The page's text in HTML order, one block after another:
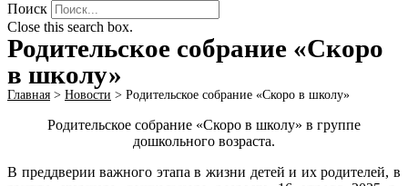
Поиск
Close this search box.
Родительское собрание «Скоро
в школу»
Главная > Новости > Родительское собрание «Скоро в школу»
Родительское собрание «Скоро в школу» в группе
дошкольного возраста.
В преддверии важного этапа в жизни детей и их родителей, в